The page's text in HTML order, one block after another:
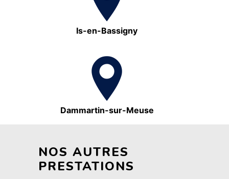
Is-en-Bassigny
Dammartin-sur-Meuse
NOS AUTRES
PRESTATIONS